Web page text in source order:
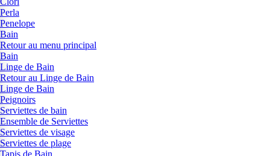
Perla
Penelope
Bain
Retour au menu principal
Bain
Linge de Bain
Retour au Linge de Bain
Linge de Bain
Peignoirs
Serviettes de bain
Ensemble de Serviettes
Serviettes de visage
Serviettes de plage